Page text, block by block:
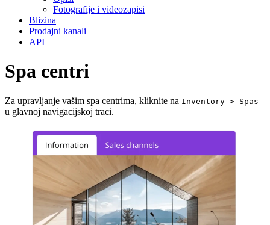
Fotografije i videozapisi
Blizina
Prodajni kanali
API
Spa centri
Za upravljanje vašim spa centrima, kliknite na Inventory > Spas
u glavnoj navigacijskoj traci.